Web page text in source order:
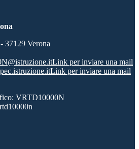
37129 Verona
Link per inviare una mail
Link per inviare una mail
VRTD10000N